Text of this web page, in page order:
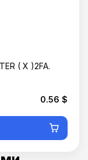
( X )2FA.
0.56 $